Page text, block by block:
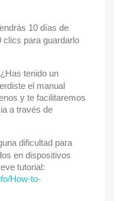
10 días de
clics para guardarlo
¿Has tenido un
el manual
y te facilitaremos
a través de
dificultad para
en dispositivos
tutorial:
How-to-